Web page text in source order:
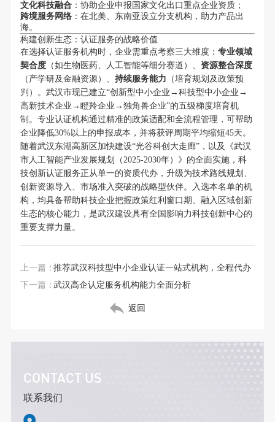
文化科技融合：协助企业申报国家文化出口重点企业资质；
跨境服务网络：在北美、东南亚设立分支机构，助力产品出
海。
构建创新生态：认证服务的战略价值
在选择认证服务机构时，企业需重点考察三大维度： 专业领域
契合度（如生物医药、人工智能等细分赛道）、 资源整合深度
（产学研及金融资源）、 持续服务能力 （培育规划及政策预
判）。武汉市现已建立“创新型中小企业→科技型中小企业→
高新技术企业→瞪羚企业→独角兽企业”的五级梯度培育机
制。专业认证机构通过精准的政策适配和全流程管理，可帮助
企业降低30%以上的申报成本，并将获评周期平均缩短45天。
随着武汉东湖高新区加快建设“光谷科创大走廊”，以及《武汉
市人工智能产业发展规划（2025-2030年）》的全面实施，科
技创新认证服务正从单一的资质代办，升级为技术路线规划、
创新资源导入、市场准入突破的战略型伙伴。入选本名单的机
构，均具备帮助科技企业把握政策红利窗口期、融入区域创新
生态的核心能力，是武汉建设具有全国影响力科技创新中心的
重要支撑力量。
上一篇：推荐武汉科技型中小企业认证一站式机构，全程代办
下一篇：武汉高企认定服务机构能力全面分析
返回
CONTACT US
联系我们